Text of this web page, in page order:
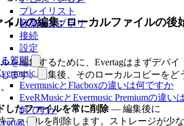
プレイリスト
音楽ライブラリ
接続
設定
質問
EvermusicとFlacboxの違いは何ですか
EveRMusicとEvermusic Premiumの違い
何ですか
イルの編集: ローカルファイルの後
を編集するために、Evertagはまずデバイ
ます。編集後、そのローカルコピーをど
したファイルを常に削除— 編集後に
ファイルを削除します。ストレージが少な